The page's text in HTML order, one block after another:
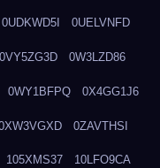
0UDKWD5I 0UELVNFD
0VY5ZG3D 0W3LZD86
0WY1BFPQ 0X4GG1J6
0ZAVTHSI
105XMS37 10LFO9CA